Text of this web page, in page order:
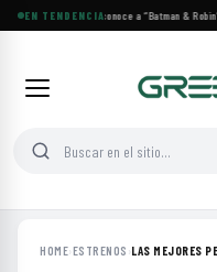
EN TENDENCIA
George Clooney reconoce a “Batman &
HOME›ESTRENOS ›LAS MEJORES